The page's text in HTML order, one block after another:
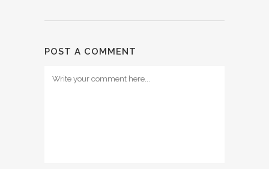
POST A COMMENT